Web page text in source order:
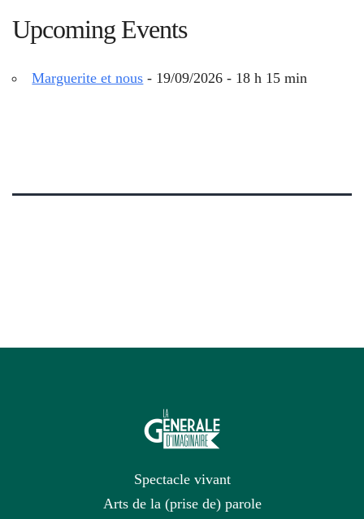
Upcoming Events
Marguerite et nous - 19/09/2026 - 18 h 15 min
Spectacle vivant
Arts de la (prise de) parole